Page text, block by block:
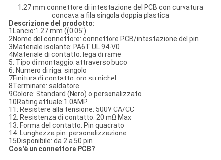
1.27 mm connettore di intestazione del PCB con curvatura
concava a fila singola doppia plastica
Descrizione del prodotto:
1Lancio:1.27 mm ((0.05')
2Nome del connettore: connettore PCB/intestazione del pin
3Materiale isolante: PA6T UL 94-V0
4Materiale di contatto: lega di rame
5: Tipo di montaggio: attraverso buco
6: Numero di riga: singolo
7Finitura di contatto: oro su nichel
8Terminare: saldatore
9Colore: Standard (Nero) o personalizzato
10Rating attuale:1.0AMP
11: Resistere alla tensione: 500V CA/CC
12: Resistenza di contatto: 20 mΩ Max
13: Forma del contatto: Pin quadrato
14: Lunghezza pin: personalizzazione
15Disponibile: da 2 a 50 pin
Cos'è un connettore PCB?